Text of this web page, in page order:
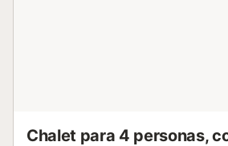
Chalet para 4 personas,